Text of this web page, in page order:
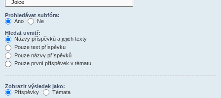
Prohledávat subfóra:
Ano
Ne
Hledat uvnitř:
Názvy příspěvků a jejich texty
Pouze text příspěvku
Pouze názvy příspěvků
Pouze první příspěvek v tématu
Zobrazit výsledek jako:
Příspěvky
Témata